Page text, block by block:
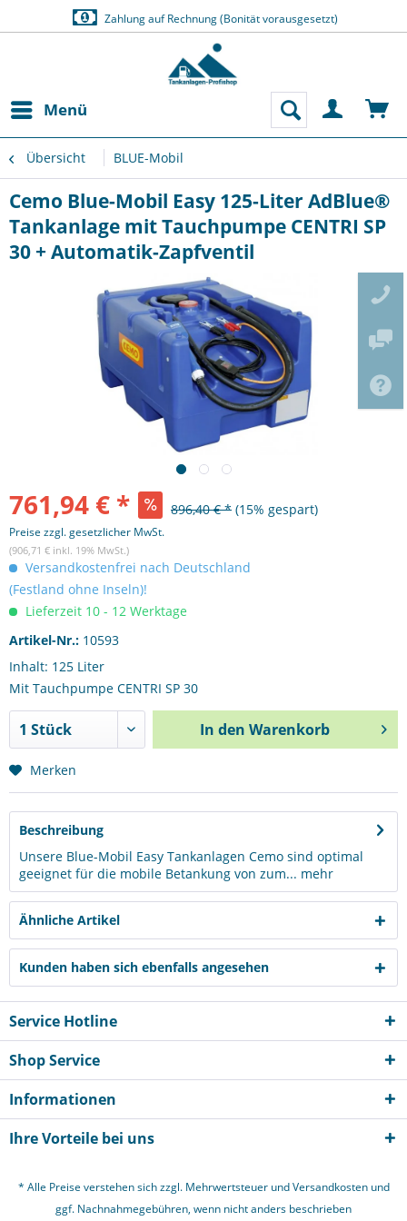
Zahlung auf Rechnung (Bonität vorausgesetzt)
Menü
Übersicht BLUE-Mobil
Cemo Blue-Mobil Easy 125-Liter AdBlue®
Tankanlage mit Tauchpumpe CENTRI SP
30 + Automatik-Zapfventil
761,94 € * 896,40 € * (15% gespart)
Preise zzgl. gesetzlicher MwSt.
(906,71 € inkl. 19% MwSt.)
Versandkostenfrei nach Deutschland
(Festland ohne Inseln)!
Lieferzeit 10 - 12 Werktage
Artikel-Nr.: 10593
Inhalt: 125 Liter
Mit Tauchpumpe CENTRI SP 30
In den Warenkorb
Merken
Beschreibung
Unsere Blue-Mobil Easy Tankanlagen Cemo sind optimal
geeignet für die mobile Betankung von zum... mehr
Ähnliche Artikel
Kunden haben sich ebenfalls angesehen
Service Hotline
Shop Service
Informationen
Ihre Vorteile bei uns
* Alle Preise verstehen sich zzgl. Mehrwertsteuer undVersandkostenund
ggf. Nachnahmegebühren, wenn nicht anders beschrieben